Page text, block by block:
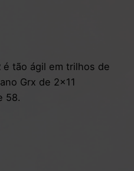
é tão ágil em trilhos de
Grx de 2×11
58.